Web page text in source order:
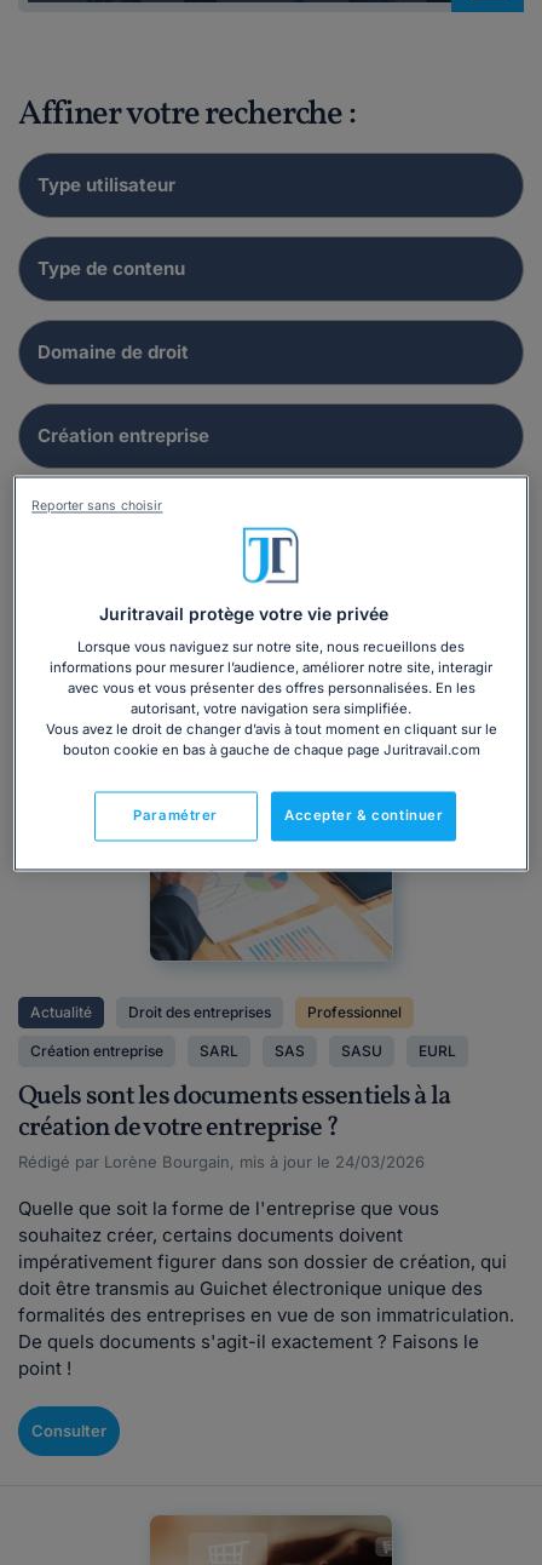
Affiner votre recherche :
Actualité Droit des entreprises Professionnel
Création entreprise SARL SAS SASU EURL
Quels sont les documents essentiels à la
création de votre entreprise ?
Rédigé par Lorène Bourgain, mis à jour le 24/03/2026
Quelle que soit la forme de l'entreprise que vous
souhaitez créer, certains documents doivent
impérativement figurer dans son dossier de création, qui
doit être transmis au Guichet électronique unique des
formalités des entreprises en vue de son immatriculation.
De quels documents s'agit-il exactement ? Faisons le
point !
Consulter
Juritravail protège votre vie privée
Lorsque vous naviguez sur notre site, nous recueillons des
informations pour mesurer l’audience, améliorer notre site, interagir
avec vous et vous présenter des offres personnalisées. En les
autorisant, votre navigation sera simplifiée.
Vous avez le droit de changer d’avis à tout moment en cliquant sur le
bouton cookie en bas à gauche de chaque page Juritravail.com
Accepter & continuer
Paramétrer
Reporter sans choisir